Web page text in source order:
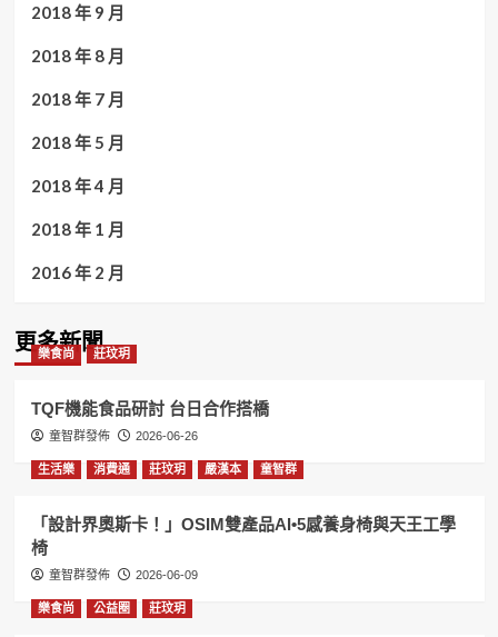
2018 年 9 月
2018 年 8 月
2018 年 7 月
2018 年 5 月
2018 年 4 月
2018 年 1 月
2016 年 2 月
更多新聞
樂食尚 莊玟玥
TQF機能食品研討 台日合作搭橋
童智群發佈 2026-06-26
生活樂 消費通 莊玟玥 嚴漢本 童智群
「設計界奧斯卡！」OSIM雙產品AI•5感養身椅與天王工學
椅
童智群發佈 2026-06-09
樂食尚 公益圈 莊玟玥